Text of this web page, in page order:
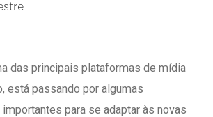
das principais plataformas de mídia
está passando por algumas
para se adaptar às novas